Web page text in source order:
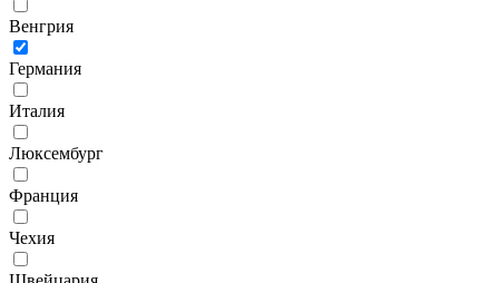
Венгрия
Германия
Италия
Люксембург
Франция
Чехия